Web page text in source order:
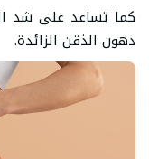
كما تساعد على شد
دهون الذقن الزائدة.